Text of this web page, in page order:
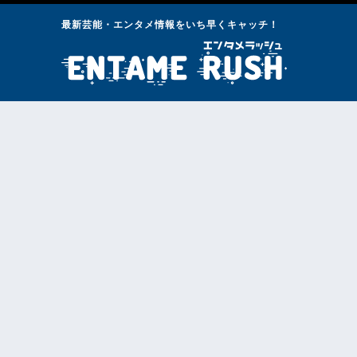
最新芸能・エンタメ情報をいち早くキャッチ！